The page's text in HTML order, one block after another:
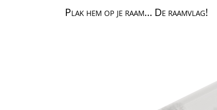
Plak hem op je raam… De raamvlag!